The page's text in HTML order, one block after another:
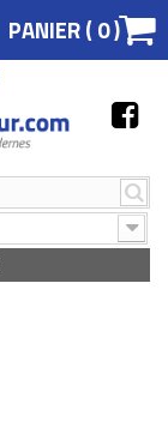
PANIER (0)